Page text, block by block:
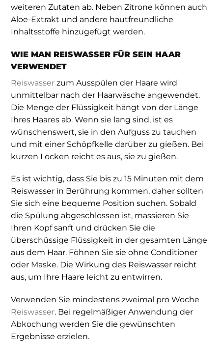
weiteren Zutaten ab. Neben Zitrone können auch
Aloe-Extrakt und andere hautfreundliche
Inhaltsstoffe hinzugefügt werden.
WIE MAN REISWASSER FÜR SEIN HAAR
VERWENDET
Reiswasser zum Ausspülen der Haare wird
unmittelbar nach der Haarwäsche angewendet.
Die Menge der Flüssigkeit hängt von der Länge
Ihres Haares ab. Wenn sie lang sind, ist es
wünschenswert, sie in den Aufguss zu tauchen
und mit einer Schöpfkelle darüber zu gießen. Bei
kurzen Locken reicht es aus, sie zu gießen.
Es ist wichtig, dass Sie bis zu 15 Minuten mit dem
Reiswasser in Berührung kommen, daher sollten
Sie sich eine bequeme Position suchen. Sobald
die Spülung abgeschlossen ist, massieren Sie
Ihren Kopf sanft und drücken Sie die
überschüssige Flüssigkeit in der gesamten Länge
aus dem Haar. Föhnen Sie sie ohne Conditioner
oder Maske. Die Wirkung des Reiswasser reicht
aus, um Ihre Haare leicht zu entwirren.
Verwenden Sie mindestens zweimal pro Woche
Reiswasser. Bei regelmäßiger Anwendung der
Abkochung werden Sie die gewünschten
Ergebnisse erzielen.